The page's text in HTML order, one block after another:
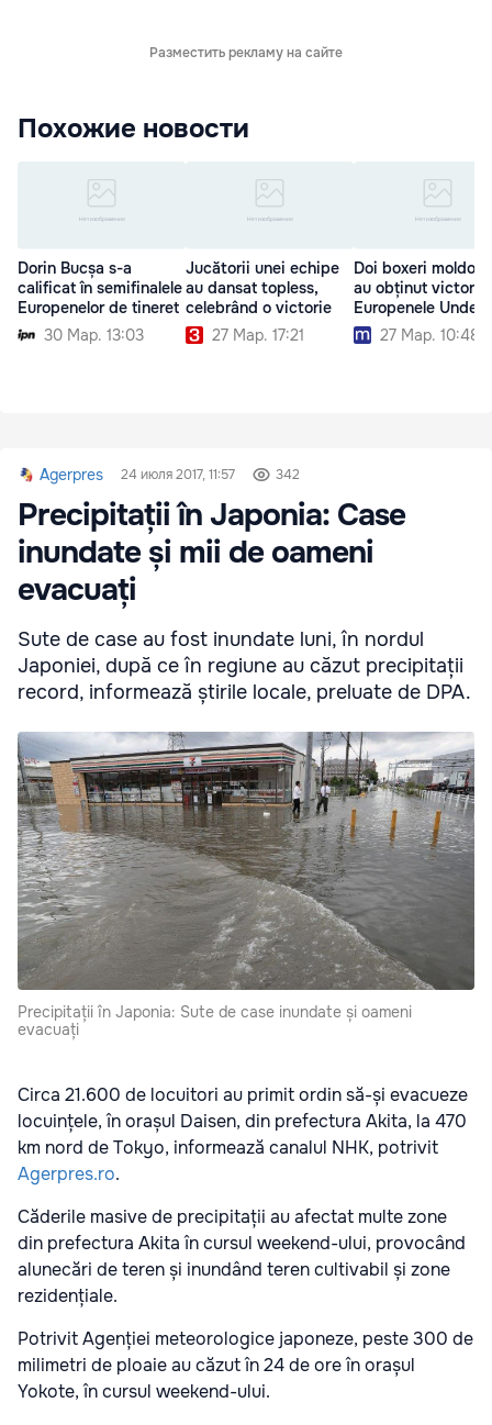
Разместить рекламу на сайте
Похожие новости
Dorin Bucșa s-a
calificat în semifinalele
Europenelor de tineret
30 Мар. 13:03
Jucătorii unei echipe
au dansat topless,
celebrând o victorie
27 Мар. 17:21
Doi boxeri
au obținut victorii
Europenele
27 Мар. 10:48
Agerpres 24 июля 2017, 11:57 342
Precipitații în Japonia: Case
inundate și mii de oameni
evacuați
Sute de case au fost inundate luni, în nordul
Japoniei, după ce în regiune au căzut precipitații
record, informează știrile locale, preluate de DPA.
Precipitații în Japonia: Sute de case inundate și oameni
evacuați
Circa 21.600 de locuitori au primit ordin să-și evacueze
locuințele, în orașul Daisen, din prefectura Akita, la 470
km nord de Tokyo, informează canalul NHK, potrivit
Agerpres.ro.
Căderile masive de precipitații au afectat multe zone
din prefectura Akita în cursul weekend-ului, provocând
alunecări de teren și inundând teren cultivabil și zone
rezidențiale.
Potrivit Agenției meteorologice japoneze, peste 300 de
milimetri de ploaie au căzut în 24 de ore în orașul
Yokote, în cursul weekend-ului.